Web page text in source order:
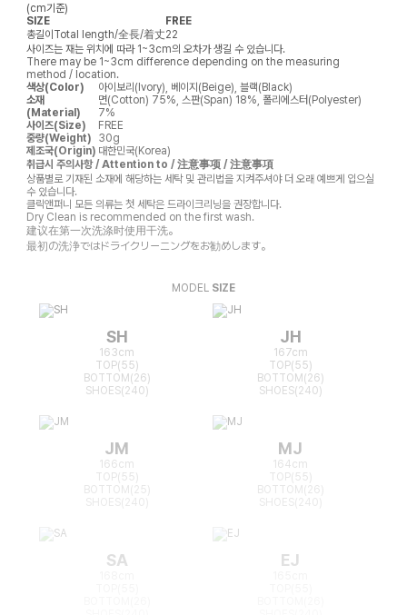
(cm기준)
SIZE
FREE
총길이Total length/全長/着丈22
사이즈는 재는 위치에 따라 1~3cm의 오차가 생길 수 있습니다.
There may be 1~3cm difference depending on the measuring
method / location.
색상(Color)
아이보리(Ivory), 베이지(Beige), 블랙(Black)
소재
(Material)
면(Cotton) 75%, 스판(Span) 18%, 폴리에스터(Polyester)
7%
사이즈(Size)
FREE
중량(Weight)
30g
제조국(Origin) 대한민국(Korea)
취급시 주의사항 / Attention to / 注意事项 / 注意事項
상품별로 기재된 소재에 해당하는 세탁 및 관리법을 지켜주셔야 더 오래 예쁘게 입으실
수 있습니다.
클릭앤퍼니 모든 의류는 첫 세탁은 드라이크리닝을 권장합니다.
Dry Clean is recommended on the first wash.
建议在第一次洗涤时使用干洗。
最初の洗浄ではドライクリーニングをお勧めします。
MODEL SIZE
SH
163cm
TOP(55)
BOTTOM(26)
SHOES(240)
JH
167cm
TOP(55)
BOTTOM(26)
SHOES(240)
JM
166cm
TOP(55)
BOTTOM(25)
MJ
164cm
TOP(55)
BOTTOM(26)
SA EJ